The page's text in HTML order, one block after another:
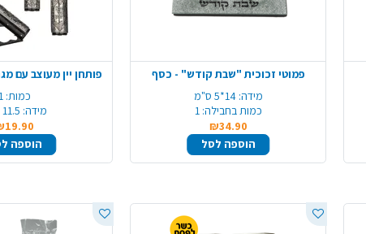
פמוטי זכוכית "שבת קודש" - כסף
מידה: 14*5 ס"מ
כמות בחבילה: 1
₪34.90
הוספה לסל
פותחן יין מעוצב עם
כמות: 1
מידה: 11.5 ס"מ
הוספה